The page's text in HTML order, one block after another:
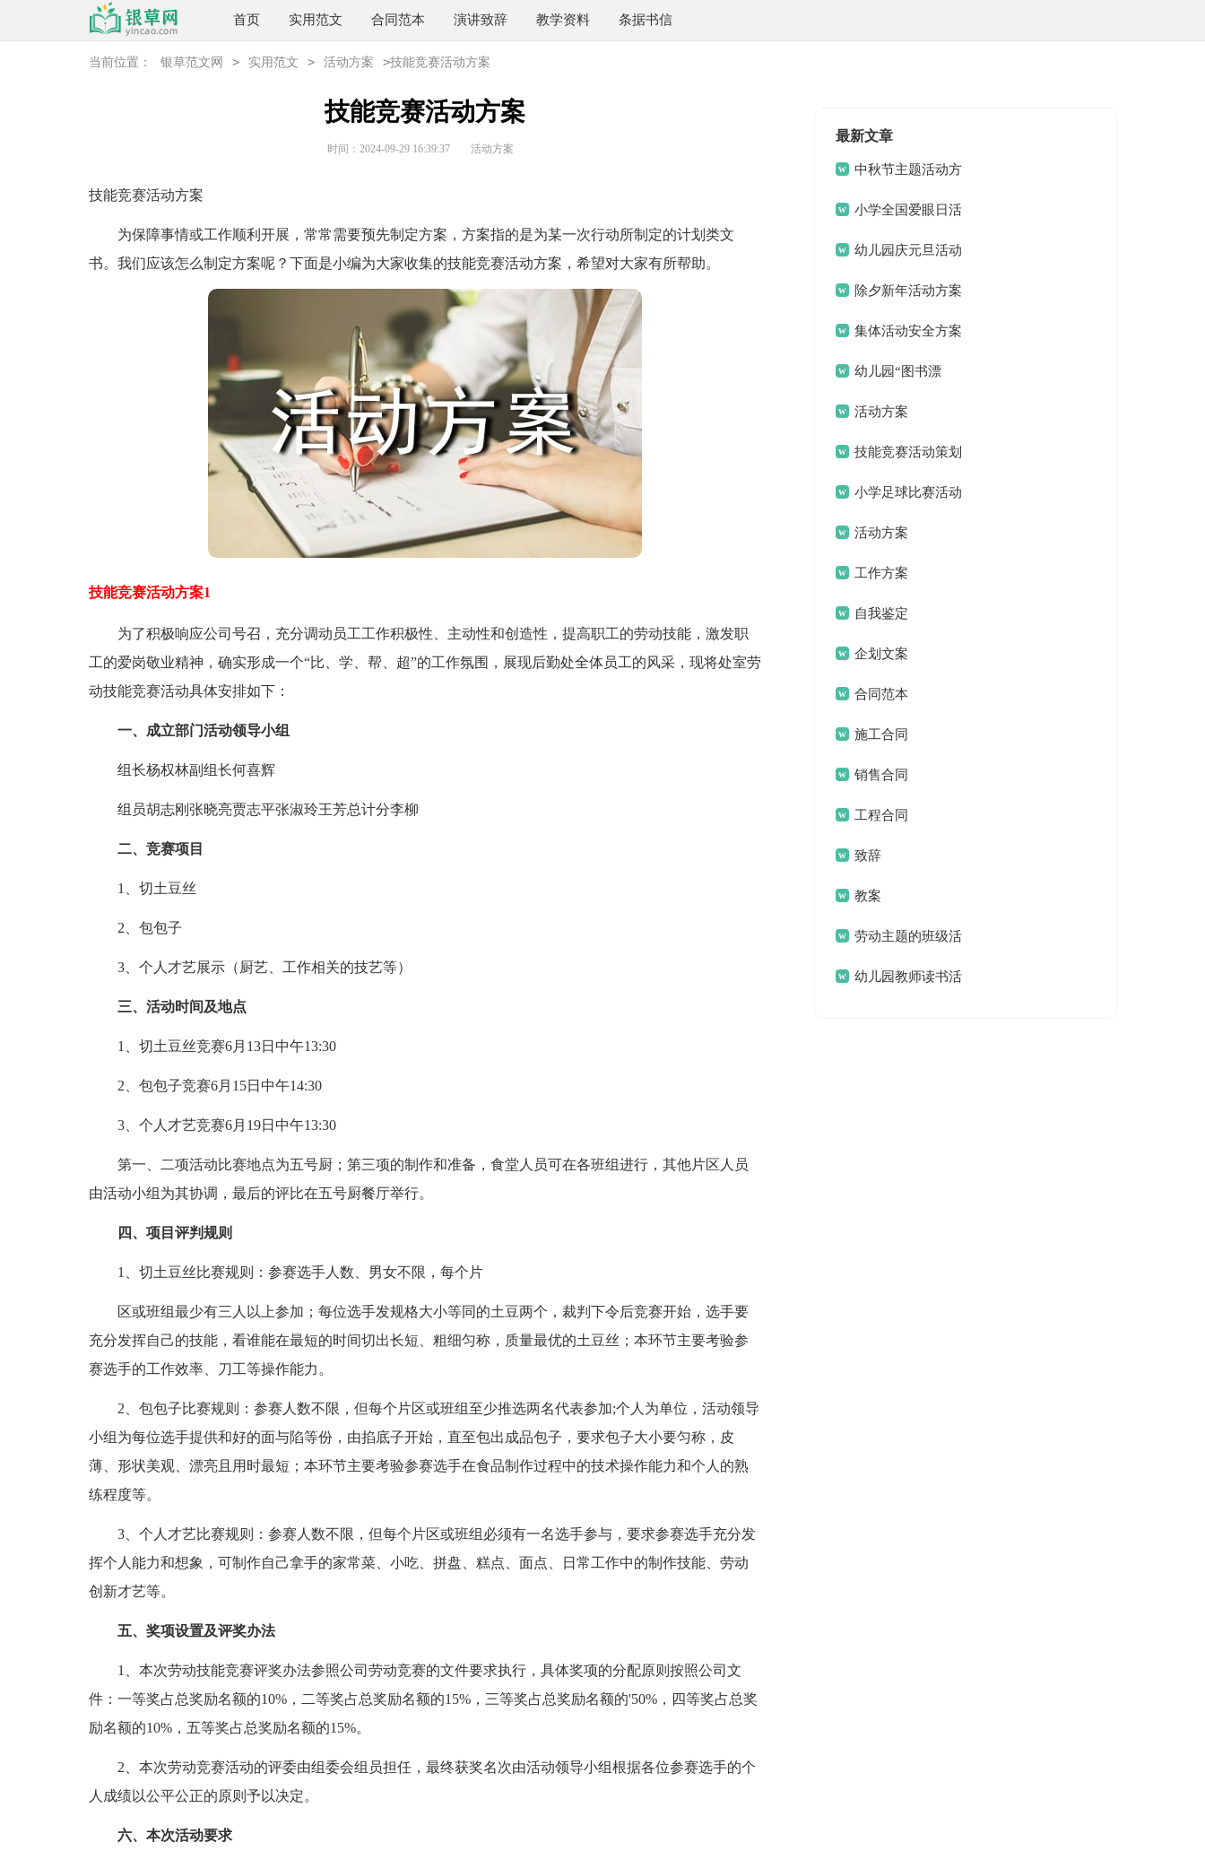
首页 实用范文 合同范本 演讲致辞 教学资料 条据书信
当前位置： 银草范文网 > 实用范文 > 活动方案 >技能竞赛活动方案
技能竞赛活动方案
时间：2024-09-29 16:39:37 活动方案
技能竞赛活动方案
为保障事情或工作顺利开展，常常需要预先制定方案，方案指的是为某一次行动所制定的计划类文
书。我们应该怎么制定方案呢？下面是小编为大家收集的技能竞赛活动方案，希望对大家有所帮助。
技能竞赛活动方案1
为了积极响应公司号召，充分调动员工工作积极性、主动性和创造性，提高职工的劳动技能，激发职
工的爱岗敬业精神，确实形成一个“比、学、帮、超”的工作氛围，展现后勤处全体员工的风采，现将处室劳
动技能竞赛活动具体安排如下：
一、成立部门活动领导小组
组长杨权林副组长何喜辉
组员胡志刚张晓亮贾志平张淑玲王芳总计分李柳
二、竞赛项目
1、切土豆丝
2、包包子
3、个人才艺展示（厨艺、工作相关的技艺等）
三、活动时间及地点
1、切土豆丝竞赛6月13日中午13:30
2、包包子竞赛6月15日中午14:30
3、个人才艺竞赛6月19日中午13:30
第一、二项活动比赛地点为五号厨；第三项的制作和准备，食堂人员可在各班组进行，其他片区人员
由活动小组为其协调，最后的评比在五号厨餐厅举行。
四、项目评判规则
1、切土豆丝比赛规则：参赛选手人数、男女不限，每个片
区或班组最少有三人以上参加；每位选手发规格大小等同的土豆两个，裁判下令后竞赛开始，选手要
充分发挥自己的技能，看谁能在最短的时间切出长短、粗细匀称，质量最优的土豆丝；本环节主要考验参
赛选手的工作效率、刀工等操作能力。
2、包包子比赛规则：参赛人数不限，但每个片区或班组至少推选两名代表参加;个人为单位，活动领导
小组为每位选手提供和好的面与陷等份，由掐底子开始，直至包出成品包子，要求包子大小要匀称，皮
薄、形状美观、漂亮且用时最短；本环节主要考验参赛选手在食品制作过程中的技术操作能力和个人的熟
练程度等。
3、个人才艺比赛规则：参赛人数不限，但每个片区或班组必须有一名选手参与，要求参赛选手充分发
挥个人能力和想象，可制作自己拿手的家常菜、小吃、拼盘、糕点、面点、日常工作中的制作技能、劳动
创新才艺等。
五、奖项设置及评奖办法
1、本次劳动技能竞赛评奖办法参照公司劳动竞赛的文件要求执行，具体奖项的分配原则按照公司文
件：一等奖占总奖励名额的10%，二等奖占总奖励名额的15%，三等奖占总奖励名额的'50%，四等奖占总奖
励名额的10%，五等奖占总奖励名额的15%。
2、本次劳动竞赛活动的评委由组委会组员担任，最终获奖名次由活动领导小组根据各位参赛选手的个
人成绩以公平公正的原则予以决定。
六、本次活动要求
最新文章
中秋节主题活动方
案 小学全国爱眼日活
动方案幼儿园庆元旦活动
方案除夕新年活动方案
设计集体活动安全方案
幼儿园“图书漂
流”活动方案
活动方案
技能竞赛活动策划
方案小学足球比赛活动
方案活动方案
工作方案
自我鉴定
企划文案
合同范本
施工合同
销售合同
工程合同
致辞
教案
劳动主题的班级活
动方案幼儿园教师读书活